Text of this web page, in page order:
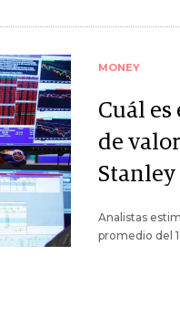
MONEY
Cuál
de
Stanley
Analistas
promedio del